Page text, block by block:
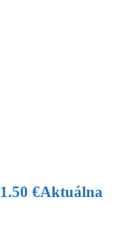
1.50 €Aktuálna